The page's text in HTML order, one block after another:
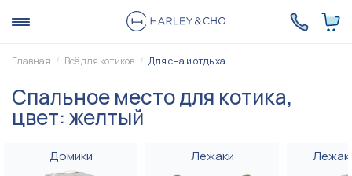
Главная Всё для котиков Для сна и отдыха
Спальное место для котика,
цвет: желтый
Домики Лежаки